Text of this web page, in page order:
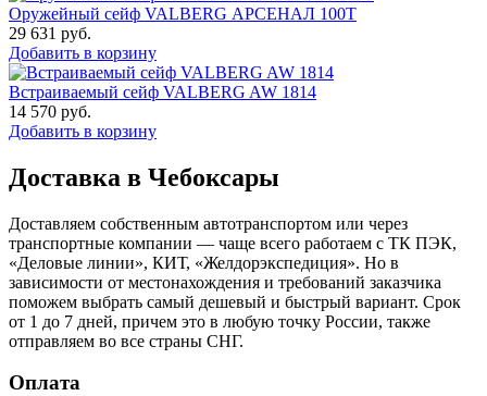
Оружейный сейф VALBERG АРСЕНАЛ 100Т
29 631 руб.
Добавить в корзину
Встраиваемый сейф VALBERG AW 1814
14 570 руб.
Добавить в корзину
Доставка в Чебоксары
Доставляем собственным автотранспортом или через
транспортные компании — чаще всего работаем с ТК ПЭК,
«Деловые линии», КИТ, «Желдорэкспедиция». Но в
зависимости от местонахождения и требований заказчика
поможем выбрать самый дешевый и быстрый вариант. Срок
от 1 до 7 дней, причем это в любую точку России, также
отправляем во все страны СНГ.
Оплата